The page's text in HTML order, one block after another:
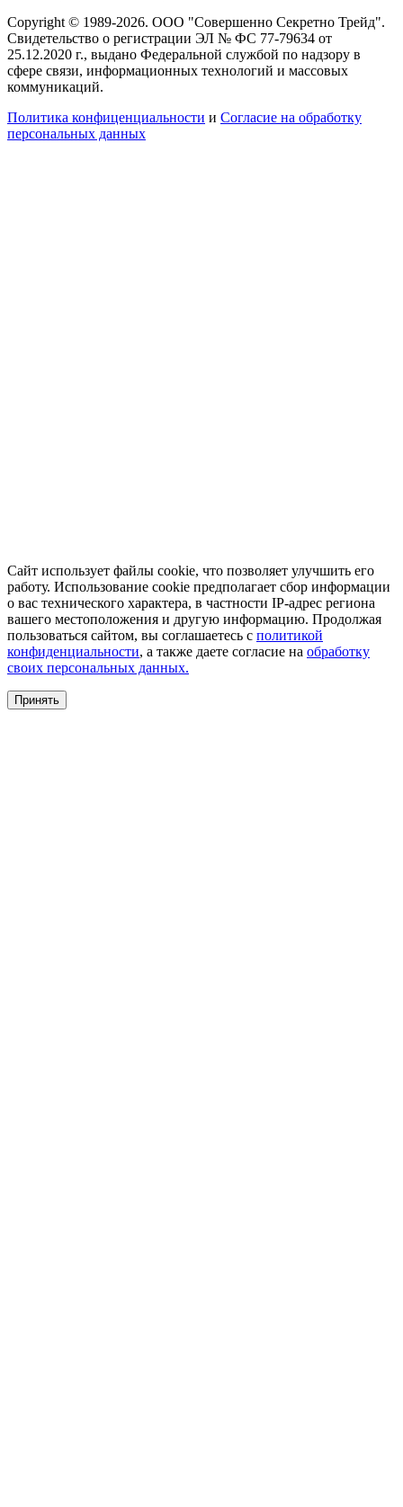
Copyright © 1989-2026. ООО "Совершенно Секретно Трейд".
Свидетельство о регистрации ЭЛ № ФС 77-79634 от
25.12.2020 г., выдано Федеральной службой по надзору в
сфере связи, информационных технологий и массовых
коммуникаций.
Политика конфиценциальности и Согласие на обработку
персональных данных
Сайт использует файлы cookie, что позволяет улучшить его
работу. Использование cookie предполагает сбор информации
о вас технического характера, в частности IP-адрес региона
вашего местоположения и другую информацию. Продолжая
пользоваться сайтом, вы соглашаетесь с политикой
конфиденциальности, а также даете согласие на обработку
своих персональных данных.
Принять